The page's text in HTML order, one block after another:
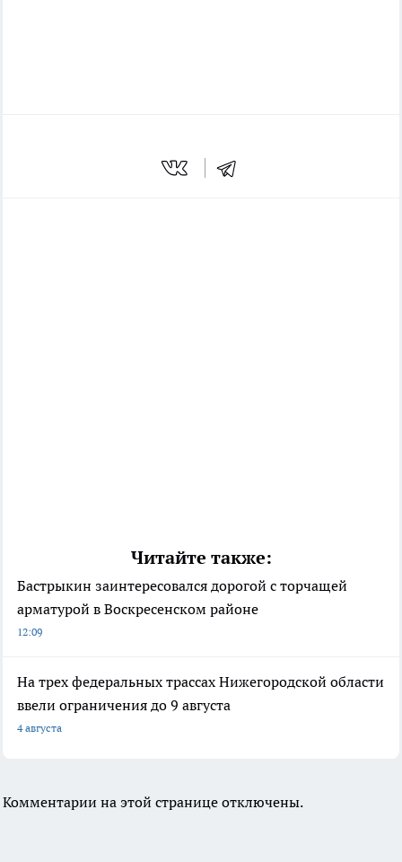
Читайте также:
Бастрыкин заинтересовался дорогой с торчащей
арматурой в Воскресенском районе
12:09
На трех федеральных трассах Нижегородской области
ввели ограничения до 9 августа
4 августа
Комментарии на этой странице отключены.